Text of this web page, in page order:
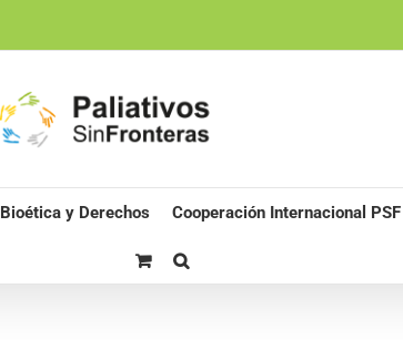
Bioética y Derechos Cooperación Internacional PSF